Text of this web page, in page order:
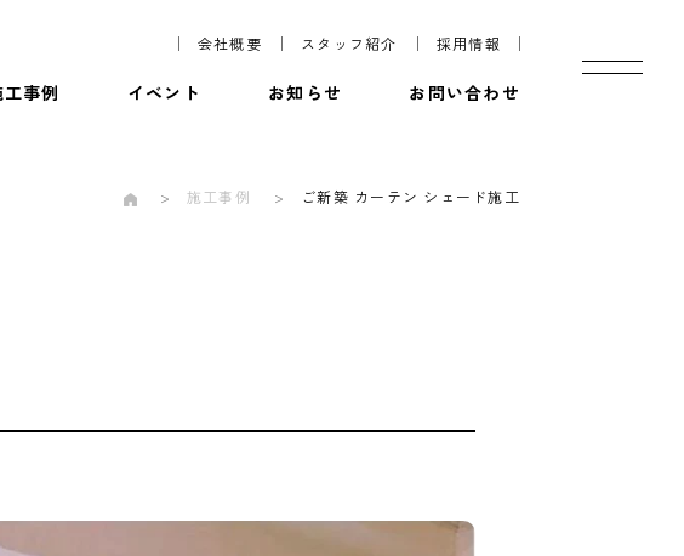
会社概要 スタッフ紹介 採用情報
工事例 イベント お知らせ お問い合わせ
施工事例 ご新築 カーテン シェード施工